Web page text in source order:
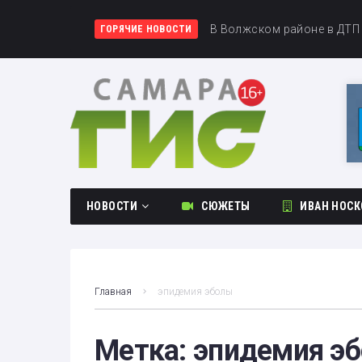
ГОРЯЧИЕ НОВОСТИ Вячеслав Федорищев
В Волжском районе в ДТП
Губернатор Вячеслав
НОВОСТИ СЮЖЕТЫ ИВАН
Главная эпидемия эболы
Метка: эпидемия